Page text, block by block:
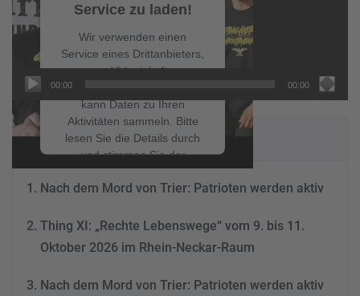
Service zu laden!
Wir verwenden einen
Service eines Drittanbieters,
um Videoinhalte
einzubetten. Dieser Service
kann Daten zu Ihren
Aktivitäten sammeln. Bitte
lesen Sie die Details durch
und stimmen Sie der
Nutzung des Service zu, um
dieses Video anzusehen.
Mehr Informationen
00:00 00:00
NEUESTE BEITRÄGE
Nach dem Mord von Trier: Patrioten werden aktiv
Thing XI: „Rechte Lebenswege“ vom 9. bis 11.
Oktober 2026 im Rhein-Neckar-Raum
Nach dem Mord von Trier: Patrioten werden aktiv